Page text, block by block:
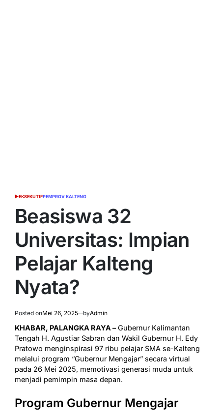
POSTED
EKSEKUTIFPEMPROV KALTENG
Beasiswa 32
Universitas: Impian
Pelajar Kalteng
Nyata?
Posted onMei 26, 2025 byAdmin
KHABAR, PALANGKA RAYA –Gubernur Kalimantan
Tengah H. Agustiar Sabran dan Wakil Gubernur H. Edy
Pratowo menginspirasi 97 ribu pelajar SMA se-Kalteng
melalui program “Gubernur Mengajar” secara virtual
pada 26 Mei 2025, memotivasi generasi muda untuk
menjadi pemimpin masa depan.
Program Gubernur Mengajar